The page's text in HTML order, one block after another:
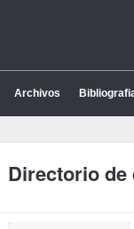
Archivos
Directorio